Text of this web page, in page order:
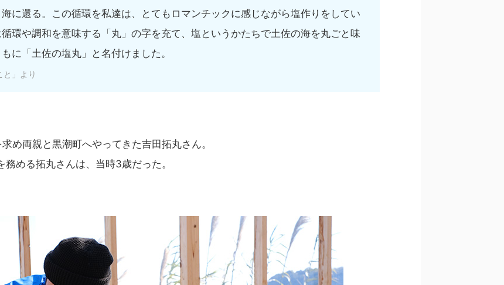
に還る。この循環を私達は、とてもロマンチックに感じながら塩作りをしてい
環や調和を意味する「丸」の字を充て、塩というかたちで土佐の海を丸ごと味
に「土佐の塩丸」と名付けました。
と」より
め両親と黒潮町へやってきた吉田拓丸さん。
める拓丸さんは、当時3歳だった。